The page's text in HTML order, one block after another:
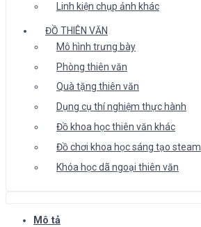
Linh kiện chụp ảnh khác
ĐỒ THIÊN VĂN
Mô hình trưng bày
Phòng thiên văn
Quà tặng thiên văn
Dụng cụ thí nghiệm thực hành
Đồ khoa học thiên văn khác
Đồ chơi khoa học sáng tạo steam
Khóa học dã ngoại thiên văn
Mô tả